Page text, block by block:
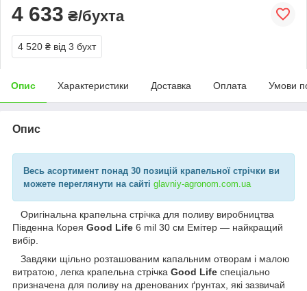
4 633 ₴/бухта
4 520 ₴ від 3 бухт
Опис Характеристики Доставка Оплата Умови
Опис
Весь асортимент понад 30 позицій крапельної стрічки ви
можете переглянути на сайті glavniy-agronom.com.ua​
Оригінальна крапельна стрічка для поливу виробництва
Південна Корея Good Life 6 mil 30 см Емітер — найкращий
вибір.
Завдяки щільно розташованим капальним отворам і малою
витратою, легка крапельна стрічка Good Life спеціально
призначена для поливу на дренованих ґрунтах, які зазвичай